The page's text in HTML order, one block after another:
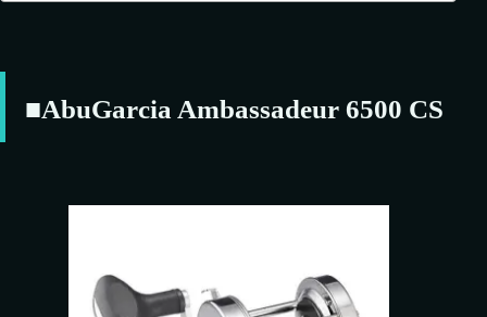
■AbuGarcia Ambassadeur 6500 CS